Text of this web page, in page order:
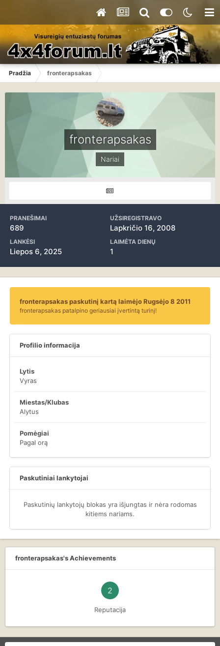
Pradžia fronterapsakas
fronterapsakas
Nariai
PRANEŠIMAI
689
UŽSIREGISTRAVO
Lapkričio 16, 2008
LANKĖSI
Liepos 6, 2025
LAIMĖTA DIENŲ
1
fronterapsakas paskutinį kartą laimėjo Rugsėjo 8 2011
fronterapsakas patalpino geriausiai įvertintą turinį!
Profilio informacija
Lytis
Vyras
Miestas/Klubas
Alytus
Pomėgiai
Pagal orą
Paskutiniai lankytojai
Paskutinių lankytojų blokas yra išjungtas ir nėra rodomas
kitiems nariams.
fronterapsakas's Achievements
2
Reputacija